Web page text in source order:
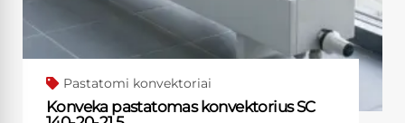
Pastatomi konvektoriai
Konveka pastatomas konvektorius SC